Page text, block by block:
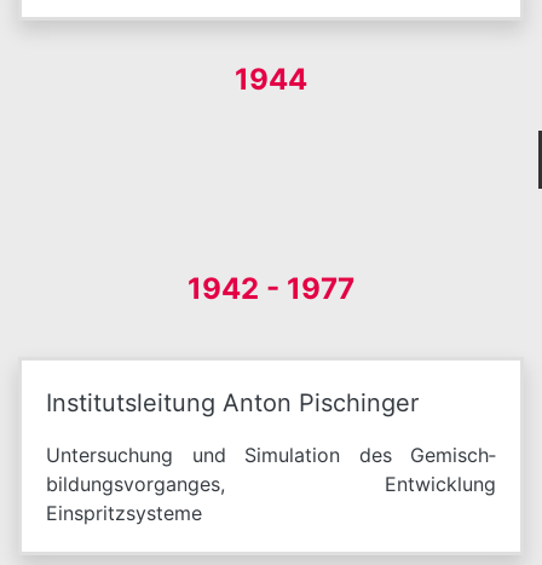
1944
1942 - 1977
Institutsleitung Anton Pischinger
Untersuchung und Simulation des Gemisch­
bildungsvorganges, Entwicklung
Einspritzsysteme